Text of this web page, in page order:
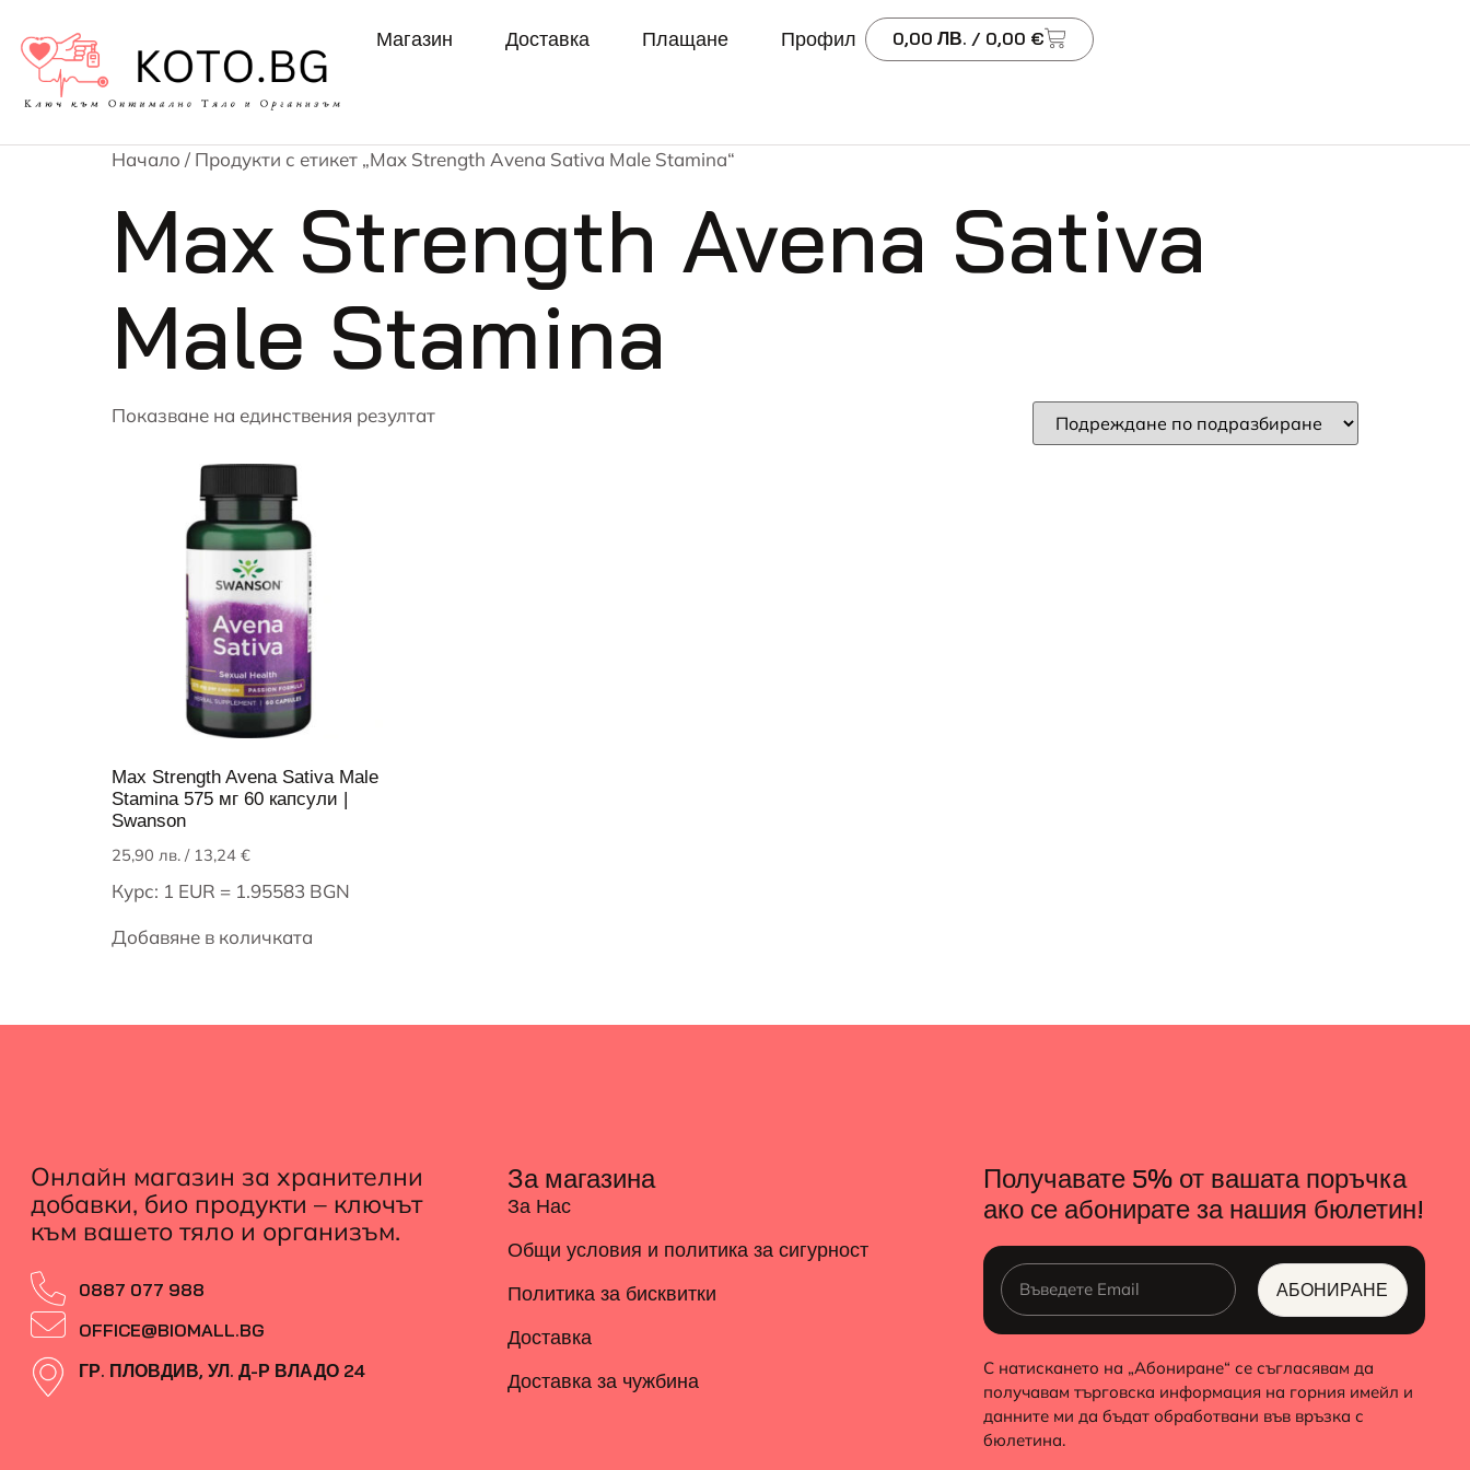
Магазин Доставка Плащане Профил 0,00 ЛВ. / 0,00 €
Начало / Продукти с етикет „Max Strength Avena Sativa Male Stamina“
Max Strength Avena Sativa
Male Stamina
Показване на единствения резултат
Max Strength Avena Sativa Male
Stamina 575 мг 60 капсули |
Swanson
25,90 лв. / 13,24 €
Курс: 1 EUR = 1.95583 BGN
Добавяне в количката
Онлайн магазин за хранителни
добавки, био продукти – ключът
към вашето тяло и организъм.
0887 077 988
OFFICE@BIOMALL.BG
ГР. ПЛОВДИВ, УЛ. Д-Р ВЛАДО 24
За магазина
За Нас
Общи условия и политика за сигурност
Политика за бисквитки
Доставка
Доставка за чужбина
Получавате 5% от вашата поръчка
ако се абонирате за нашия бюлетин!
АБОНИРАНЕ
ALTERNATIVE:
С натискането на „Абониране“ се съгласявам да
получавам търговска информация на горния имейл и
данните ми да бъдат обработвани във връзка с
бюлетина.